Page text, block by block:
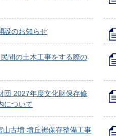
設のお知らせ
間の土木工事をする際の
団 2027年度文化財保存修
について
山古墳 墳丘裾保存整備工事